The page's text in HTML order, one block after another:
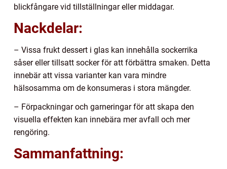
blickfångare vid tillställningar eller middagar.
Nackdelar:
– Vissa frukt dessert i glas kan innehålla sockerrika
såser eller tillsatt socker för att förbättra smaken. Detta
innebär att vissa varianter kan vara mindre
hälsosamma om de konsumeras i stora mängder.
– Förpackningar och garneringar för att skapa den
visuella effekten kan innebära mer avfall och mer
rengöring.
Sammanfattning: